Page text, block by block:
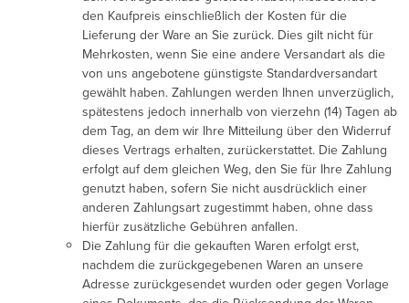
den Kaufpreis einschließlich der Kosten für die
Lieferung der Ware an Sie zurück. Dies gilt nicht für
Mehrkosten, wenn Sie eine andere Versandart als die
von uns angebotene günstigste Standardversandart
gewählt haben. Zahlungen werden Ihnen unverzüglich,
spätestens jedoch innerhalb von vierzehn (14) Tagen ab
dem Tag, an dem wir Ihre Mitteilung über den Widerruf
dieses Vertrags erhalten, zurückerstattet. Die Zahlung
erfolgt auf dem gleichen Weg, den Sie für Ihre Zahlung
genutzt haben, sofern Sie nicht ausdrücklich einer
anderen Zahlungsart zugestimmt haben, ohne dass
hierfür zusätzliche Gebühren anfallen.
Die Zahlung für die gekauften Waren erfolgt erst,
nachdem die zurückgegebenen Waren an unsere
Adresse zurückgesendet wurden oder gegen Vorlage